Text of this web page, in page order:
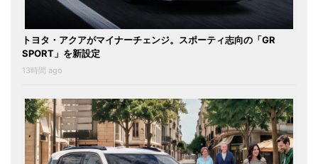
トヨタ・アクアがマイナーチェンジ。スポーティ志向の「GR
SPORT」を新設定
13時間 ago